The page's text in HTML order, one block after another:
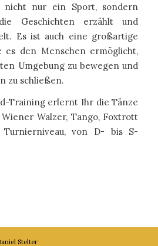
nicht nur ein Sport, sondern
Geschichten erzählt und
Es ist auch eine großartige
es den Menschen ermöglicht,
Umgebung zu bewegen und
zu schließen.
Training erlernt Ihr die Tänze
Wiener Walzer, Tango, Foxtrott
Turnierniveau, von D- bis S-
Stelter